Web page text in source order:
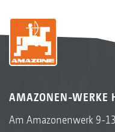
AMAZONEN-WERKE
Am Amazonenwerk 9-13